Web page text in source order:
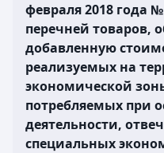
февраля 2018 года
перечней товаров,
добавленную
реализуемых на
экономической
потребляемых при
деятельности,
специальных